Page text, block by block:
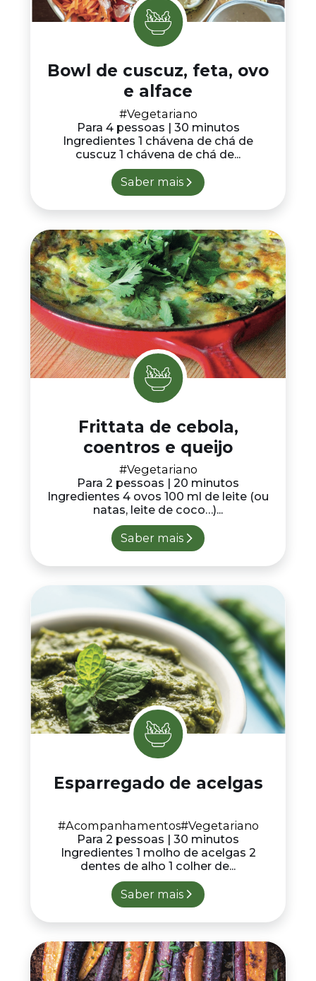
Bowl de cuscuz, feta, ovo
e alface
#Vegetariano
Para 4 pessoas | 30 minutos
Ingredientes 1 chávena de chá de
cuscuz 1 chávena de chá de...
Saber mais
Frittata de cebola,
coentros e queijo
#Vegetariano
Para 2 pessoas | 20 minutos
Ingredientes 4 ovos 100 ml de leite (ou
natas, leite de coco…)...
Saber mais
Esparregado de acelgas
#Acompanhamentos#Vegetariano
Para 2 pessoas | 30 minutos
Ingredientes 1 molho de acelgas 2
dentes de alho 1 colher de...
Saber mais